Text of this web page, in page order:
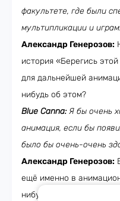
факультете, где были
мультипликации и играм.
Александр Генерозов:
история «Берегись
для дальнейшей
нибудь об этом?
Blue Canna: Я бы очень
анимация, если бы
было бы очень-очень
Александр Генерозов:
ещё именно в
нибудь коротенького